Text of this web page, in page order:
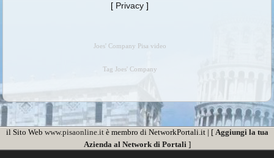
[ Privacy ]
Joes' Company Pisa video
Tag Joes' Company
il Sito Web www.pisaonline.itè membro di NetworkPortali.it | [ Aggiungi la tua
Azienda al Network di Portali]